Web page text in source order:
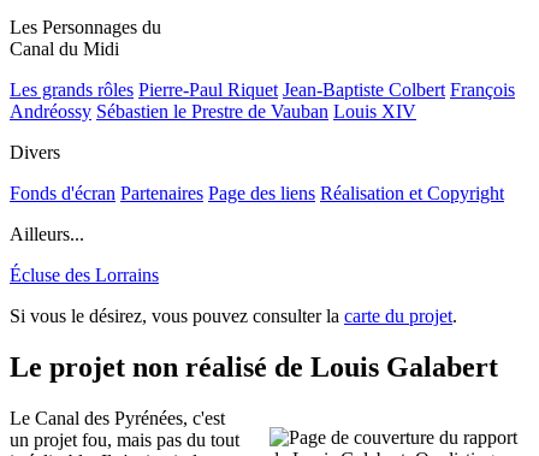
Les Personnages du
Canal du Midi
Les grands rôles Pierre-Paul Riquet Jean-Baptiste Colbert François
Andréossy Sébastien le Prestre de Vauban Louis XIV
Divers
Fonds d'écran Partenaires Page des liens Réalisation et Copyright
Ailleurs...
Écluse des Lorrains
Si vous le désirez, vous pouvez consulter la carte du projet.
Le projet non réalisé de Louis Galabert
Le Canal des Pyrénées, c'est
un projet fou, mais pas du tout